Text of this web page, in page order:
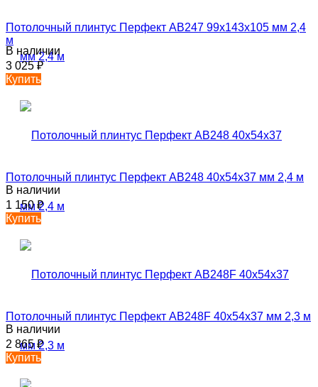
Потолочный плинтус Перфект AB247 99х143х105 мм 2,4
м
В наличии
3 025₽
Купить
Потолочный плинтус Перфект AB248 40х54х37 мм 2,4 м
В наличии
1 150₽
Купить
Потолочный плинтус Перфект AB248F 40х54х37 мм 2,3 м
В наличии
2 865₽
Купить